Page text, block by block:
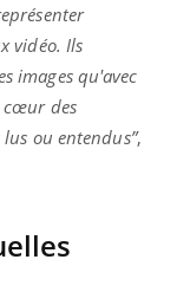
vidéo. Ils
images qu'avec
cœur des
ou entendus”,